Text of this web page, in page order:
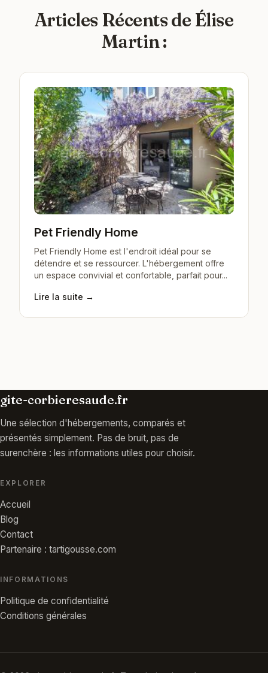
Articles Récents de Élise
Martin :
Pet Friendly Home
Pet Friendly Home est l'endroit idéal pour se
détendre et se ressourcer. L'hébergement offre
un espace convivial et confortable, parfait pour...
Lire la suite →
gite-corbieresaude.fr
Une sélection d'hébergements, comparés et
présentés simplement. Pas de bruit, pas de
surenchère : les informations utiles pour choisir.
EXPLORER
Accueil
Blog
Contact
Partenaire : tartigousse.com
INFORMATIONS
Politique de confidentialité
Conditions générales